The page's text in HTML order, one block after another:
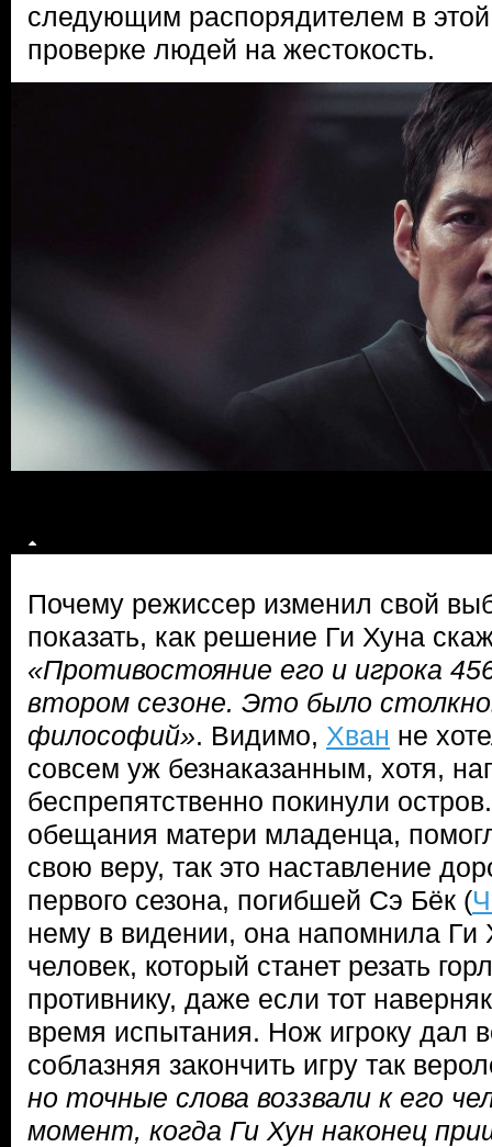
следующим распорядителем в
проверке людей на жестокость.
Почему режиссер изменил свой
показать, как решение Ги Хуна
«Противостояние его и игрока
втором сезоне. Это было
философий». Видимо, Хван не
совсем уж безнаказанным, хотя,
беспрепятственно покинули
обещания матери младенца,
свою веру, так это наставление
первого сезона, погибшей Сэ Бёк (
нему в видении, она напомнила Ги
человек, который станет резать
противнику, даже если тот
время испытания. Нож игроку дал
соблазняя закончить игру так
но точные слова воззвали к его
момент, когда Ги Хун наконец